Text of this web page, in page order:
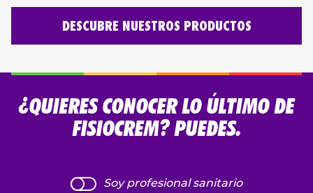
DESCUBRE NUESTROS PRODUCTOS
¿QUIERES CONOCER LO ÚLTIMO DE
FISIOCREM? PUEDES.
Soy profesional sanitario